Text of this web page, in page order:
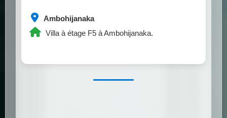
Ambohijanaka
Villa à étage F5 à Ambohijanaka.